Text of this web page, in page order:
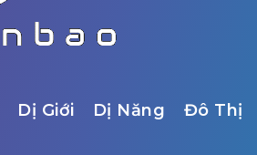
Dị Giới Dị Năng Đô Thị